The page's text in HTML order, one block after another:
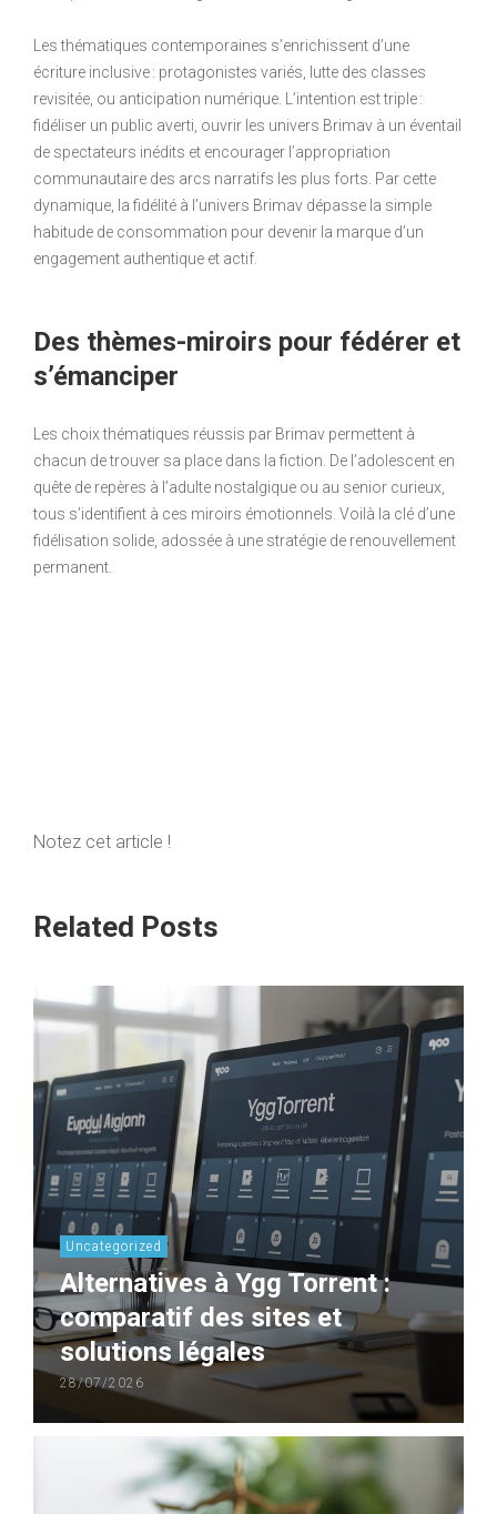
Les thématiques contemporaines s’enrichissent d’une
écriture inclusive : protagonistes variés, lutte des classes
revisitée, ou anticipation numérique. L’intention est triple :
fidéliser un public averti, ouvrir les univers Brimav à un éventail
de spectateurs inédits et encourager l’appropriation
communautaire des arcs narratifs les plus forts. Par cette
dynamique, la fidélité à l’univers Brimav dépasse la simple
habitude de consommation pour devenir la marque d’un
engagement authentique et actif.
Des thèmes-miroirs pour fédérer et
s’émanciper
Les choix thématiques réussis par Brimav permettent à
chacun de trouver sa place dans la fiction. De l’adolescent en
quête de repères à l’adulte nostalgique ou au senior curieux,
tous s’identifient à ces miroirs émotionnels. Voilà la clé d’une
fidélisation solide, adossée à une stratégie de renouvellement
permanent.
Notez cet article !
Related Posts
Uncategorized
Alternatives à Ygg Torrent :
comparatif des sites et
solutions légales
28/07/2026